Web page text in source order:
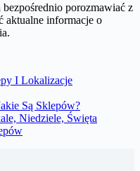
porozmawiać z
aktualne informacje o
I Lokalizacje
Są Sklepów?
Niedziele, Święta